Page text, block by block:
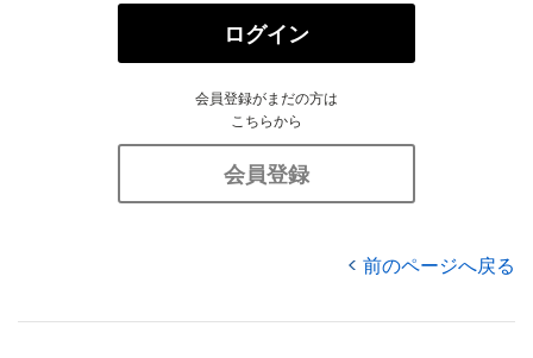
ログイン
会員登録がまだの方は
こちらから
会員登録
前のページへ戻る